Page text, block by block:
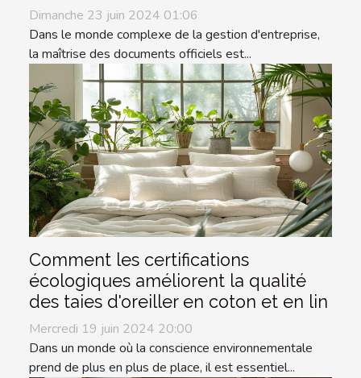
Dimanche 23 juin 2024 01:06
Dans le monde complexe de la gestion d'entreprise,
la maîtrise des documents officiels est...
Comment les certifications
écologiques améliorent la qualité
des taies d'oreiller en coton et en lin
Mercredi 19 juin 2024 20:00
Dans un monde où la conscience environnementale
prend de plus en plus de place, il est essentiel...